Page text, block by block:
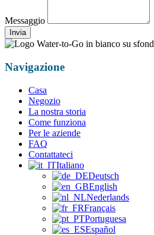
Messaggio
Invia
Navigazione
Casa
Negozio
La nostra storia
Come funziona
Per le aziende
FAQ
Contattateci
Italiano
Deutsch
English
Nederlands
Français
Portuguesa
Español